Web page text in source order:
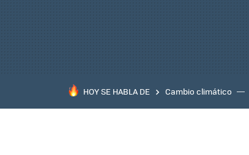
HOY SE HABLA DE Cambio climático